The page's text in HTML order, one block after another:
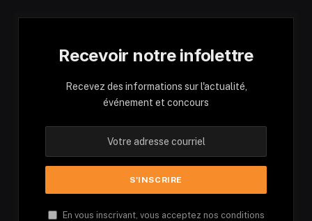
Recevoir notre infolettre
Recevez des informations sur l'actualité,
événement et concours
En vous inscrivant, vous acceptez nos conditions